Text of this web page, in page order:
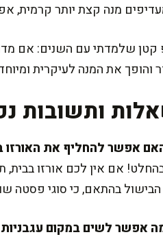
מנה קצת יותר קרמית,
קטן שלמדתי עם השנים: אם
והופך את המנה לעיקרית
ותשובות
אם אין לכם אורזו
הבישול בהתאם, כי סוגי פסטה